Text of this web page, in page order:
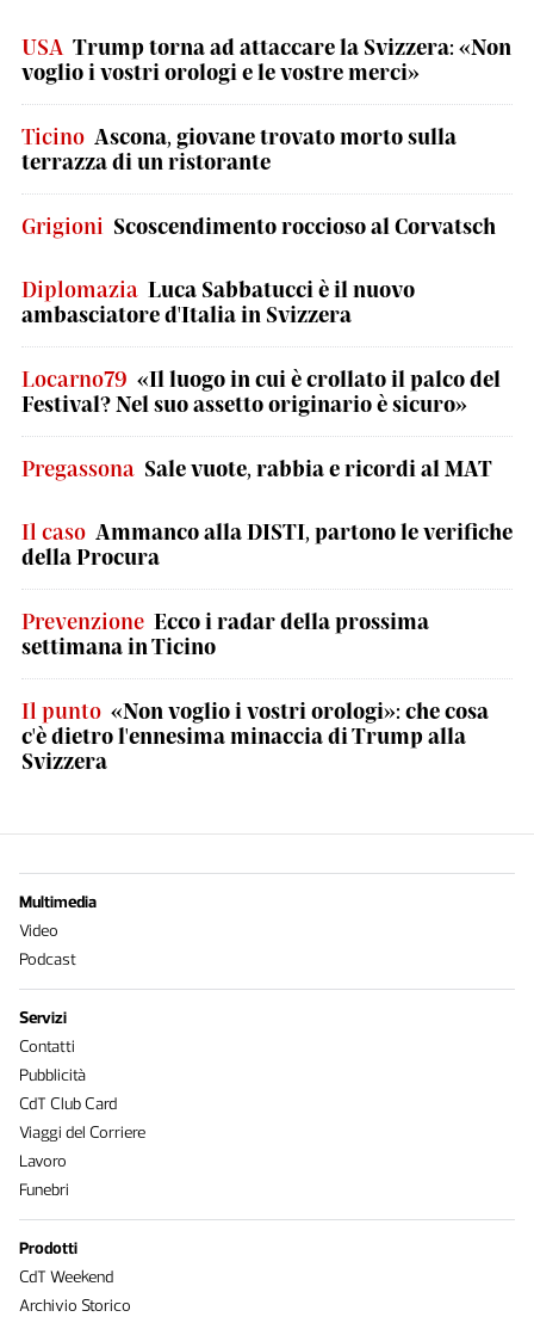
USA Trump torna ad attaccare la Svizzera: «Non
voglio i vostri orologi e le vostre merci»
Ticino Ascona, giovane trovato morto sulla
terrazza di un ristorante
Grigioni Scoscendimento roccioso al Corvatsch
Diplomazia Luca Sabbatucci è il nuovo
ambasciatore d'Italia in Svizzera
Locarno79 «Il luogo in cui è crollato il palco del
Festival? Nel suo assetto originario è sicuro»
Pregassona Sale vuote, rabbia e ricordi al MAT
Il caso Ammanco alla DISTI, partono le verifiche
della Procura
Prevenzione Ecco i radar della prossima
settimana in Ticino
Il punto «Non voglio i vostri orologi»: che cosa
c'è dietro l'ennesima minaccia di Trump alla
Svizzera
Multimedia
Video
Podcast
Servizi
Contatti
Pubblicità
CdT Club Card
Viaggi del Corriere
Lavoro
Funebri
Prodotti
CdT Weekend
Archivio Storico